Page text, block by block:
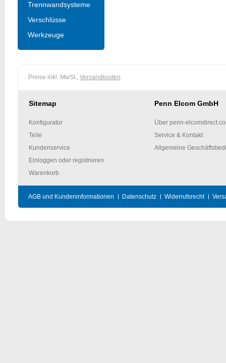
Trennwandsysteme
Verschlüsse
Werkzeuge
Preise inkl. MwSt., Versandkosten
Sitemap
Konfigurator
Teile
Kundenservice
Einloggen oder registrieren
Warenkorb
Penn Elcom GmbH
Über penn-
Service & Kontakt
Allgemeine
AGB und Kundeninformationen Datenschutz Widerrufsrecht